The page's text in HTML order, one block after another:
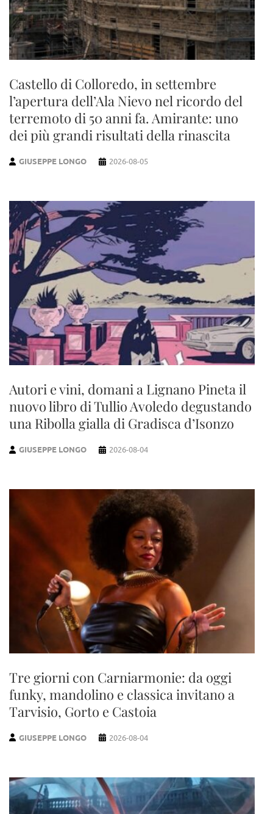
Castello di Colloredo, in settembre
l’apertura dell’Ala Nievo nel ricordo del
terremoto di 50 anni fa. Amirante: uno
dei più grandi risultati della rinascita
GIUSEPPE LONGO 2026-08-05
Autori e vini, domani a Lignano Pineta il
nuovo libro di Tullio Avoledo degustando
una Ribolla gialla di Gradisca d’Isonzo
GIUSEPPE LONGO 2026-08-04
Tre giorni con Carniarmonie: da oggi
funky, mandolino e classica invitano a
Tarvisio, Gorto e Castoia
GIUSEPPE LONGO 2026-08-04